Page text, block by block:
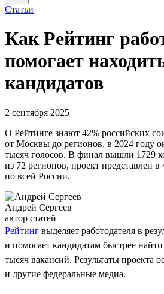
Статьи
Как Рейтинг
помогает
кандидатов
2 сентября 2025
О Рейтинге знают 42% российских
от Москвы до регионов, в 2024 году
тысяч голосов. В финал вышли 1729
из 72 регионов, проект представлен в
по всей России.
Андрей Сергеев
автор статей
Рейтинг выделяет работодателя в
и помогает кандидатам быстрее
тысяч вакансий. Результаты проекта
и другие федеральные медиа.